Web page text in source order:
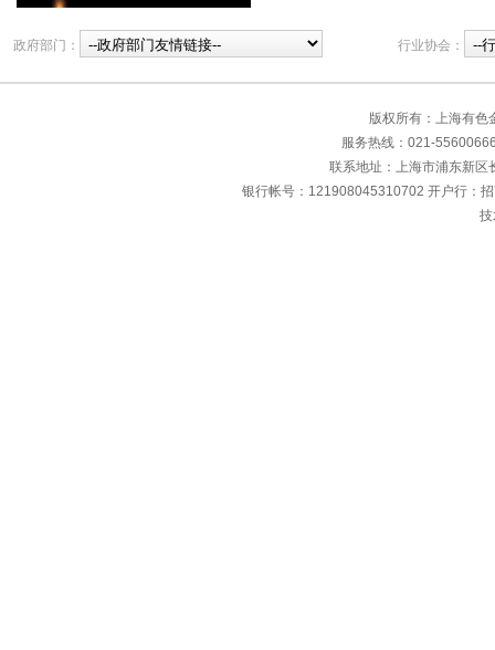
政府部门： 行业协会：
版权所有：上海有
服务热线：021-
联系地址：上海市浦东新
银行帐号：121908045310702 开户行：